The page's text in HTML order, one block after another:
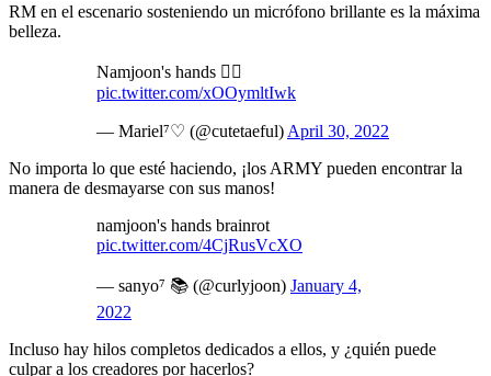
RM en el escenario sosteniendo un micrófono brillante es la máxima
belleza.
Namjoon's hands 🧎‍♀️
pic.twitter.com/xOOymltIwk
— Mariel⁷♡ (@cutetaeful) April 30, 2022
No importa lo que esté haciendo, ¡los ARMY pueden encontrar la
manera de desmayarse con sus manos!
namjoon's hands brainrot
pic.twitter.com/4CjRusVcXO
— sanyo⁷ 📚 (@curlyjoon) January 4,
2022
Incluso hay hilos completos dedicados a ellos, y ¿quién puede
culpar a los creadores por hacerlos?